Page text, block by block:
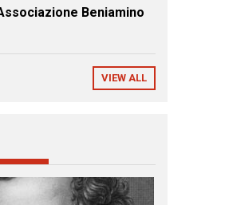
Beniamino
VIEW ALL